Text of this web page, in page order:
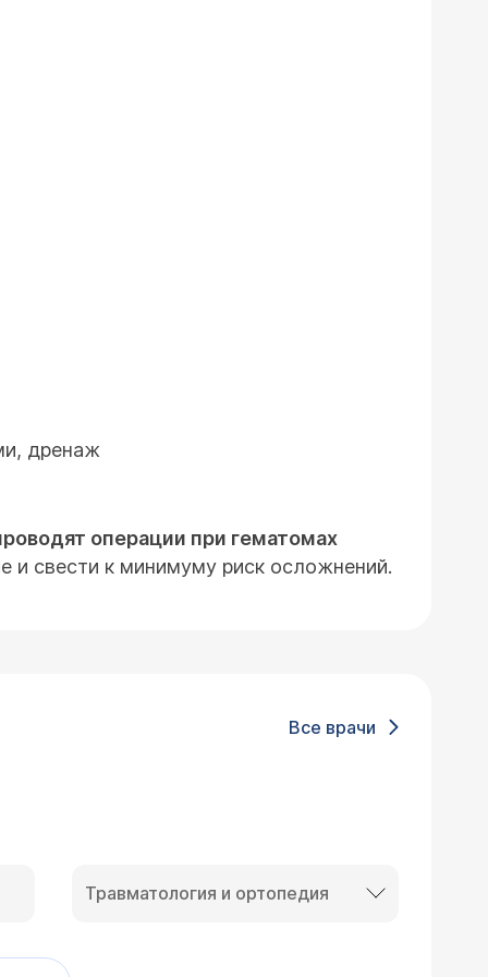
дренаж
операции при гематомах
и свести к минимуму риск осложнений.
Все врачи
Травматология и ортопедия